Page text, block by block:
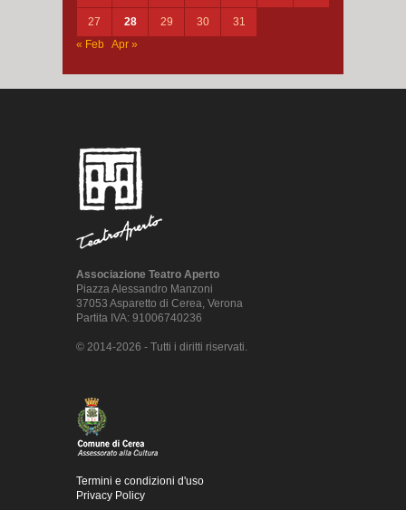
27 28 29 30
31
« Feb
Apr »
Associazione Teatro Aperto
Piazza Alessandro Manzoni
37053 Asparetto di Cerea, Verona
Partita IVA: 91006740236
© 2014-2026 - Tutti i diritti riservati.
Termini e condizioni d'uso
Privacy Policy